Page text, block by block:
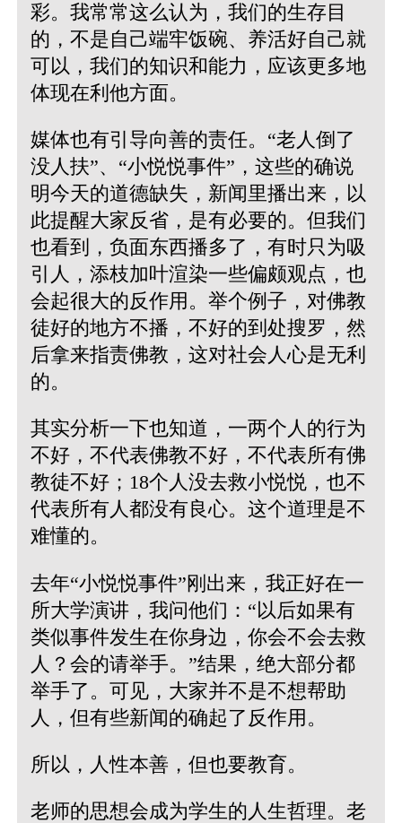
彩。我常常这么认为，我们的生存目
的，不是自己端牢饭碗、养活好自己就
可以，我们的知识和能力，应该更多地
体现在利他方面。
媒体也有引导向善的责任。“老人倒了
没人扶”、“小悦悦事件”，这些的确说
明今天的道德缺失，新闻里播出来，以
此提醒大家反省，是有必要的。但我们
也看到，负面东西播多了，有时只为吸
引人，添枝加叶渲染一些偏颇观点，也
会起很大的反作用。举个例子，对佛教
徒好的地方不播，不好的到处搜罗，然
后拿来指责佛教，这对社会人心是无利
的。
其实分析一下也知道，一两个人的行为
不好，不代表佛教不好，不代表所有佛
教徒不好；18个人没去救小悦悦，也不
代表所有人都没有良心。这个道理是不
难懂的。
去年“小悦悦事件”刚出来，我正好在一
所大学演讲，我问他们：“以后如果有
类似事件发生在你身边，你会不会去救
人？会的请举手。”结果，绝大部分都
举手了。可见，大家并不是不想帮助
人，但有些新闻的确起了反作用。
所以，人性本善，但也要教育。
老师的思想会成为学生的人生哲理。老